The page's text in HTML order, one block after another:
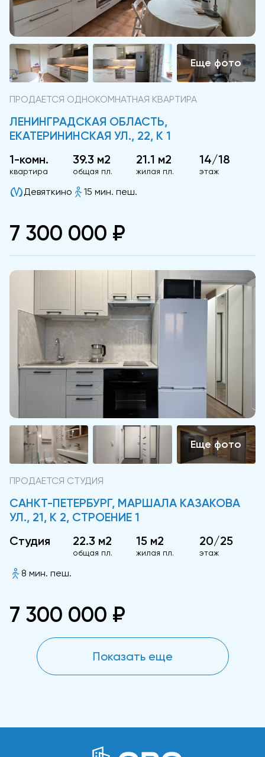
ПРОДАЕТСЯ ОДНОКОМНАТНАЯ КВАРТИРА
ЛЕНИНГРАДСКАЯ ОБЛАСТЬ,
ЕКАТЕРИНИНСКАЯ УЛ., 22, К 1
1-комн.
квартира
39.3 м2
общая пл.
21.1 м2
жилая пл.
14/18
этаж
Девяткино 15 мин. пеш.
7 300 000 ₽
ПРОДАЕТСЯ СТУДИЯ
САНКТ-ПЕТЕРБУРГ, МАРШАЛА КАЗАКОВА
УЛ., 21, К 2, СТРОЕНИЕ 1
Студия
22.3 м2
общая пл.
15 м2
жилая пл.
20/25
этаж
8 мин. пеш.
7 300 000 ₽
Показать еще